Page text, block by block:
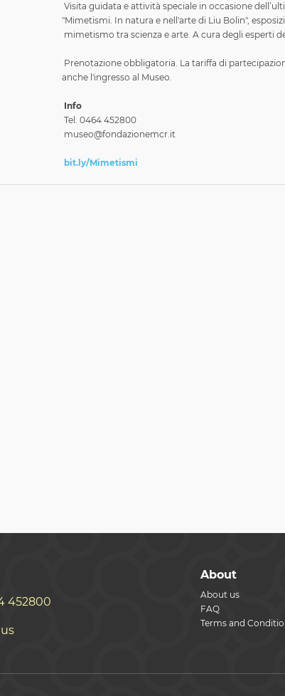
Visita guidata e attività speciale in occasione
"Mimetismi. In natura e nell'arte di Liu Bolin",
mimetismo tra scienza e arte. A cura degli esperti
Prenotazione obbligatoria. La tariffa di
anche l'ingresso al Museo.
Info
Tel. 0464 452800
museo@fondazionemcr.it
bit.ly/Mimetismi
452800
About
About us
FAQ
Terms and